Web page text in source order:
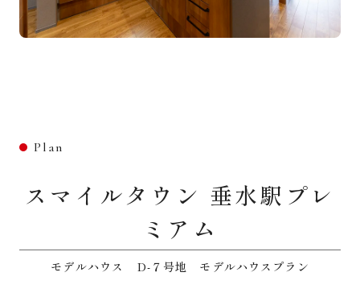
Plan
スマイルタウン 垂水駅プレ
ミアム
モデルハウス D-７号地 モデルハウスプラン